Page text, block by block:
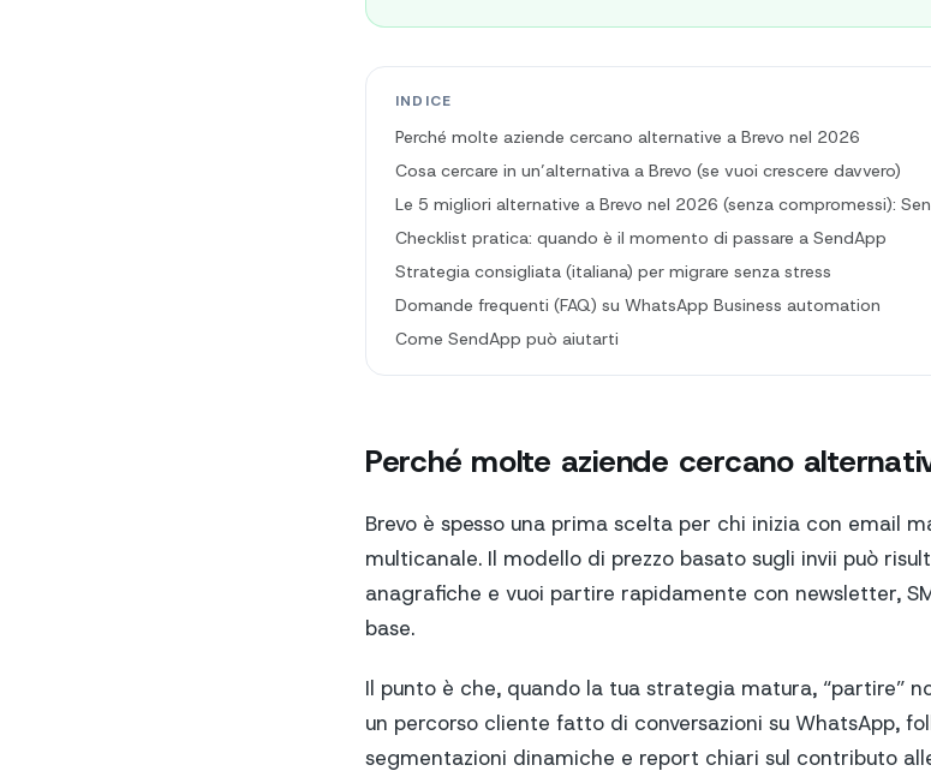
INDICE
Perché molte aziende cercano alternative a Brevo nel 2026
Cosa cercare in un’alternativa a Brevo (se vuoi crescere davvero)
Le 5 migliori alternative a Brevo nel 2026 (senza compromessi):
Checklist pratica: quando è il momento di passare a SendApp
Strategia consigliata (italiana) per migrare senza stress
Domande frequenti (FAQ) su WhatsApp Business automation
Come SendApp può aiutarti
Perché molte aziende cercano
Brevo è spesso una prima scelta per chi inizia con email
multicanale. Il modello di prezzo basato sugli invii può
anagrafiche e vuoi partire rapidamente con newsletter,
base.
Il punto è che, quando la tua strategia matura, “partire”
un percorso cliente fatto di conversazioni su WhatsApp,
segmentazioni dinamiche e report chiari sul contributo